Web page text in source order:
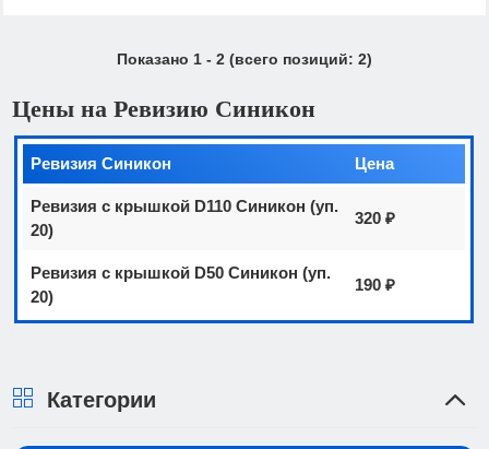
Показано 1 - 2 (всего позиций: 2)
Цены на Ревизию Синикон
Ревизия Синикон Цена
Ревизия с крышкой D110 Синикон (уп.
20)
320 ₽
Ревизия с крышкой D50 Синикон (уп.
20)
190 ₽
Категории